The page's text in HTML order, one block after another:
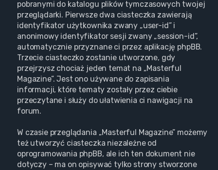
pobranymi do katalogu plików tymczasowych twojej
przeglądarki. Pierwsze dwa ciasteczka zawierają
identyfikator użytkownika zwany „user-id” i
anonimowy identyfikator sesji zwany „session-id”,
automatycznie przyznane ci przez aplikację phpBB.
Trzecie ciasteczko zostanie utworzone, gdy
przejrzysz chociaż jeden temat na „Masterful
Magazine”. Jest ono używane do zapisania
informacji, które tematy zostały przez ciebie
przeczytane i służy do ułatwienia ci nawigacji na
forum.
W czasie przeglądania „Masterful Magazine” możemy
też utworzyć ciasteczka niezależne od
oprogramowania phpBB, ale ich ten dokument nie
dotyczy – ma on opisywać tylko strony stworzone